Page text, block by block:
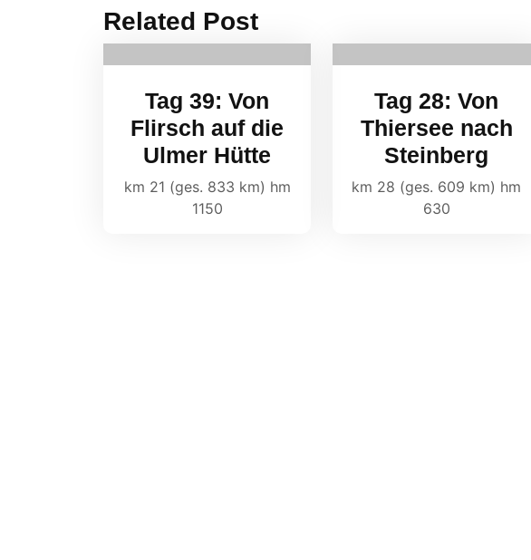
Related Post
Tag 39: Von
Flirsch auf die
Ulmer Hütte
km 21 (ges. 833 km) hm
1150
Tag 28: Von
Thiersee nach
Steinberg
km 28 (ges. 609 km) hm
630